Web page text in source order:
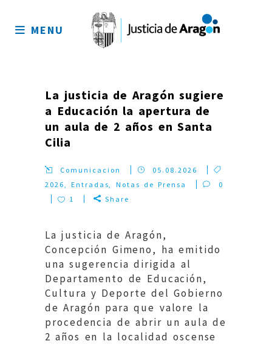
sitio
MENU
La justicia de Aragón sugiere
a Educación la apertura de
un aula de 2 años en Santa
Cilia
Comunicacion
05.08.2026
2026,Entradas, Notas de Prensa
0
1
Share
La justicia de Aragón,
Concepción Gimeno, ha emitido
una sugerencia dirigida al
Departamento de Educación,
Cultura y Deporte del Gobierno
de Aragón para que valore la
procedencia de abrir un aula de
2 años en la localidad oscense